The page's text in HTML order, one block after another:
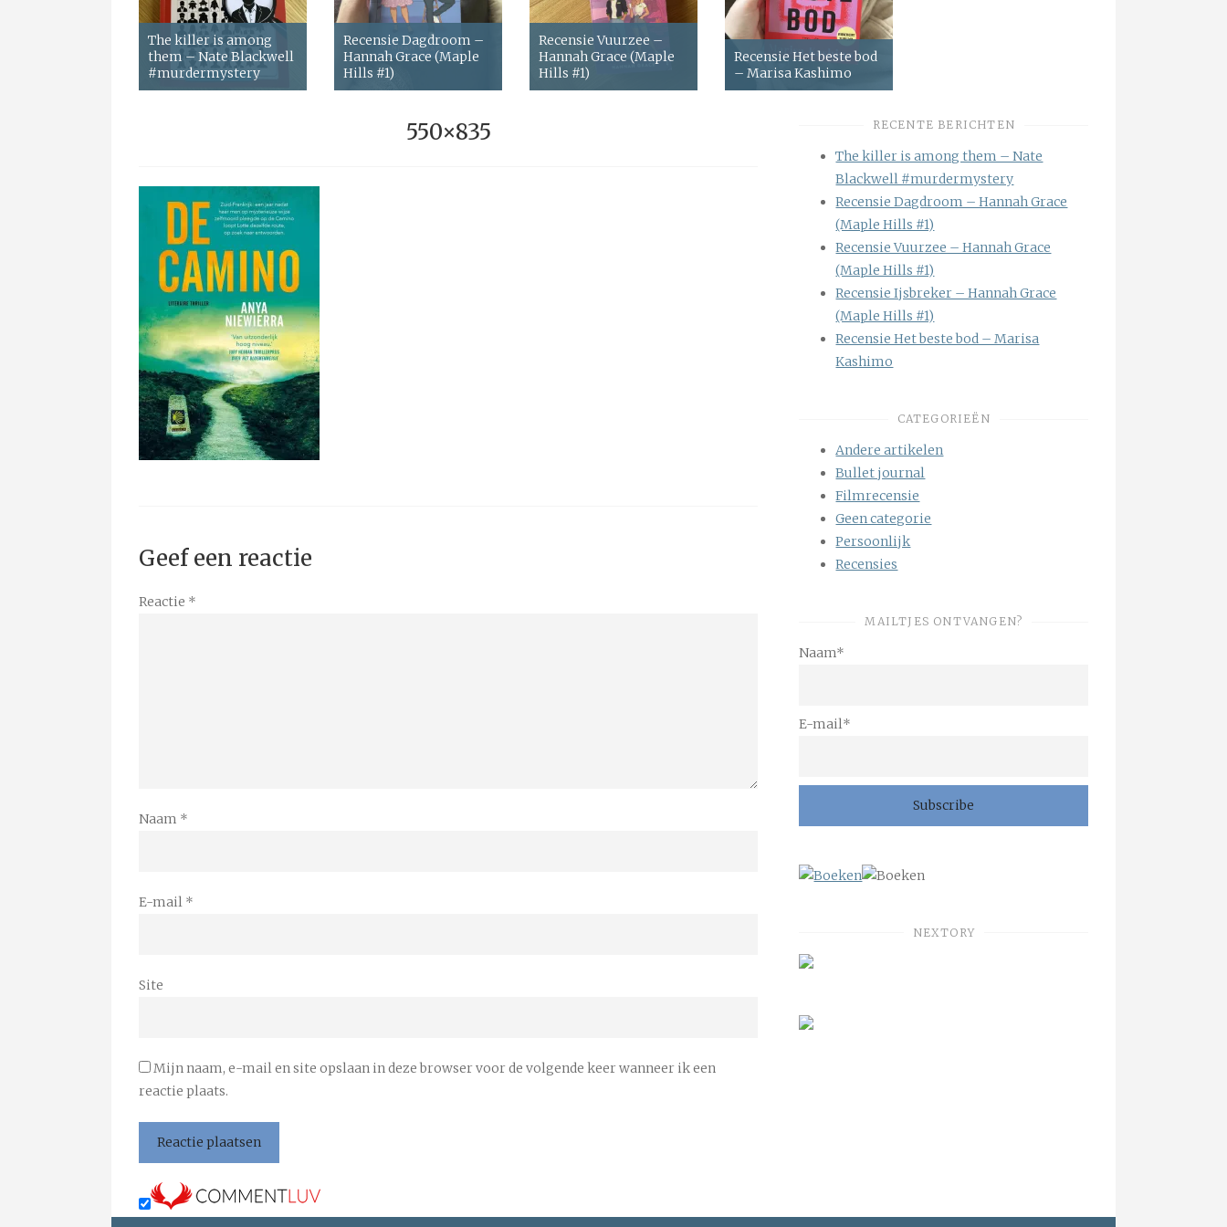
The killer is among
them – Nate Blackwell
#murdermystery
Recensie Dagdroom –
Hannah Grace (Maple
Hills #1)
Recensie Vuurzee –
Hannah Grace (Maple
Hills #1)
Recensie Het beste bod
– Marisa Kashimo
550×835
Geef een reactie
Reactie *
Naam *
E-mail *
Site
Mijn naam, e-mail en site opslaan in deze browser voor de volgende keer wanneer ik een
reactie plaats.
RECENTE BERICHTEN
The killer is among them – Nate
Blackwell #murdermystery
Recensie Dagdroom – Hannah Grace
(Maple Hills #1)
Recensie Vuurzee – Hannah Grace
(Maple Hills #1)
Recensie Ijsbreker – Hannah Grace
(Maple Hills #1)
Recensie Het beste bod – Marisa
Kashimo
CATEGORIEËN
Andere artikelen
Bullet journal
Filmrecensie
Geen categorie
Persoonlijk
Recensies
MAILTJES ONTVANGEN?
Naam*
E-mail*
NEXTORY